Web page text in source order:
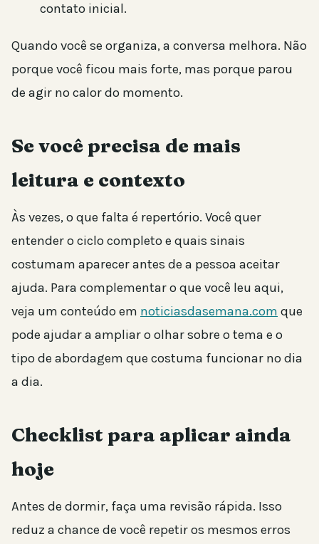
contato inicial.
Quando você se organiza, a conversa melhora. Não
porque você ficou mais forte, mas porque parou
de agir no calor do momento.
Se você precisa de mais
leitura e contexto
Às vezes, o que falta é repertório. Você quer
entender o ciclo completo e quais sinais
costumam aparecer antes de a pessoa aceitar
ajuda. Para complementar o que você leu aqui,
veja um conteúdo em noticiasdasemana.com que
pode ajudar a ampliar o olhar sobre o tema e o
tipo de abordagem que costuma funcionar no dia
a dia.
Checklist para aplicar ainda
hoje
Antes de dormir, faça uma revisão rápida. Isso
reduz a chance de você repetir os mesmos erros